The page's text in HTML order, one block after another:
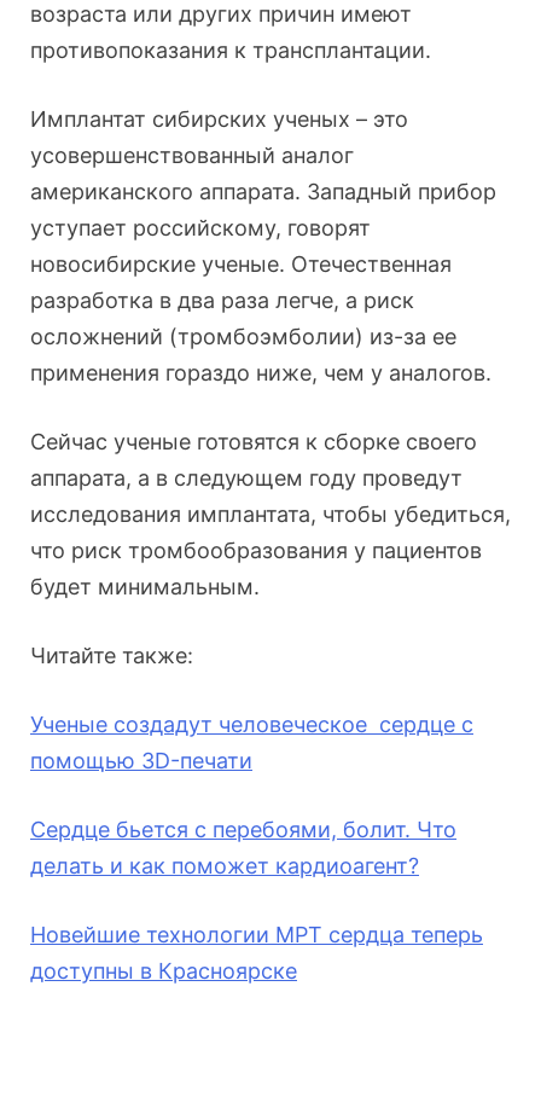
возраста или других причин имеют
противопоказания к трансплантации.
Имплантат сибирских ученых – это
усовершенствованный аналог
американского аппарата. Западный прибор
уступает российскому, говорят
новосибирские ученые. Отечественная
разработка в два раза легче, а риск
осложнений (тромбоэмболии) из-за ее
применения гораздо ниже, чем у аналогов.
Сейчас ученые готовятся к сборке своего
аппарата, а в следующем году проведут
исследования имплантата, чтобы убедиться,
что риск тромбообразования у пациентов
будет минимальным.
Читайте также:
Ученые создадут человеческое сердце с
помощью 3D-печати
Сердце бьется с перебоями, болит. Что
делать и как поможет кардиоагент?
Новейшие технологии МРТ сердца теперь
доступны в Красноярске